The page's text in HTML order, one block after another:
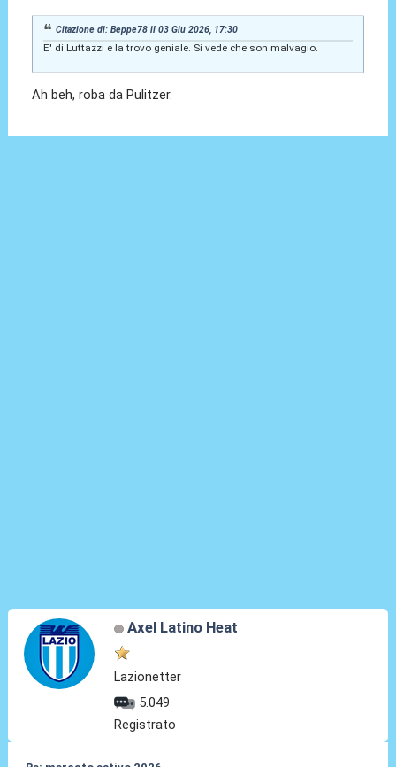
Citazione di: Beppe78 il 03 Giu 2026, 17:30
E' di Luttazzi e la trovo geniale. Si vede che son malvagio.
Ah beh, roba da Pulitzer.
Axel Latino Heat
Lazionetter
5.049
Registrato